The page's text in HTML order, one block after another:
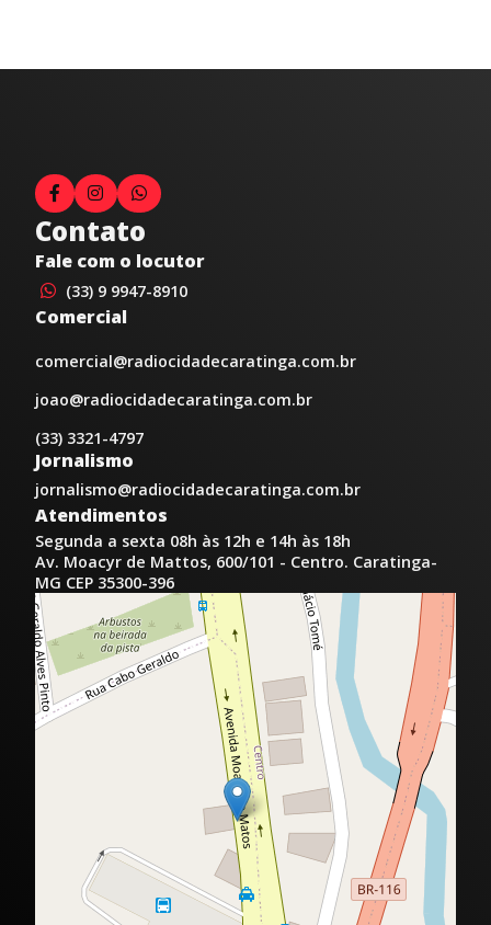
Contato
Fale com o locutor
(33) 9 9947-8910
Comercial
comercial@radiocidadecaratinga.com.br
joao@radiocidadecaratinga.com.br
(33) 3321-4797
Jornalismo
jornalismo@radiocidadecaratinga.com.br
Atendimentos
Segunda a sexta 08h às 12h e 14h às 18h
Av. Moacyr de Mattos, 600/101 - Centro. Caratinga-
MG CEP 35300-396